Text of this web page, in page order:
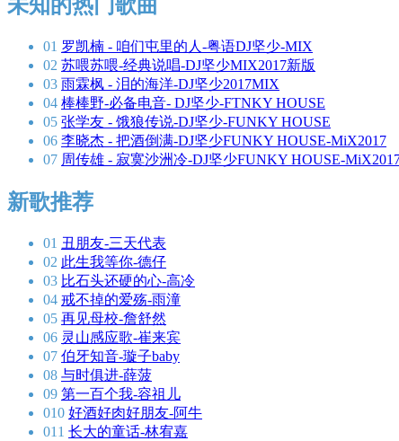
未知的热门歌曲
01 罗凯楠 - 咱们屯里的人-粤语DJ坚少-MIX
02 苏喂苏喂-经典说唱-DJ坚少MIX2017新版
03 雨霖枫 - 泪的海洋-DJ坚少2017MIX
04 棒棒野-必备电音- DJ坚少-FTNKY HOUSE
05 张学友 - 饿狼传说-DJ坚少-FUNKY HOUSE
06 李晓杰 - 把酒倒满-DJ坚少FUNKY HOUSE-MiX2017
07 周传雄 - 寂寞沙洲冷-DJ坚少FUNKY HOUSE-
新歌推荐
01 丑朋友-三天代表
02 此生我等你-德仔
03 比石头还硬的心-高冷
04 戒不掉的爱殇-雨潼
05 再见母校-詹舒然
06 灵山感应歌-崔来宾
07 伯牙知音-璇子baby
08 与时俱进-薛菠
09 第一百个我-容祖儿
010 好酒好肉好朋友-阿牛
011 长大的童话-林宥嘉